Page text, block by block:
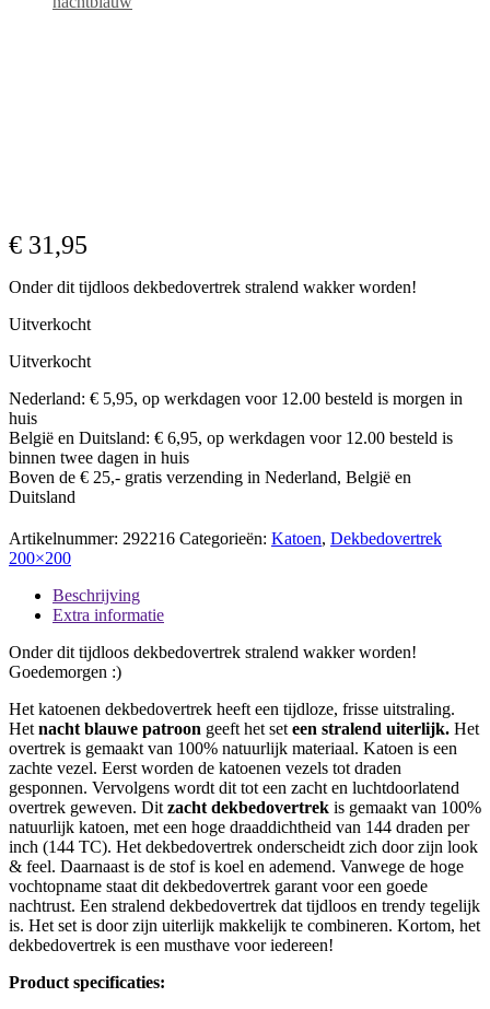
€ 31,95
Onder dit tijdloos dekbedovertrek stralend wakker worden!
Uitverkocht
Uitverkocht
Nederland: € 5,95, op werkdagen voor 12.00 besteld is morgen in
huis
België en Duitsland: € 6,95, op werkdagen voor 12.00 besteld is
binnen twee dagen in huis
Boven de € 25,- gratis verzending in Nederland, België en
Duitsland
Artikelnummer: 292216 Categorieën: Katoen, Dekbedovertrek
200×200
Beschrijving
Extra informatie
Onder dit tijdloos dekbedovertrek stralend wakker worden!
Goedemorgen :)
Het katoenen dekbedovertrek heeft een tijdloze, frisse uitstraling.
Het nacht blauwe patroon geeft het set een stralend uiterlijk. Het
overtrek is gemaakt van 100% natuurlijk materiaal. Katoen is een
zachte vezel. Eerst worden de katoenen vezels tot draden
gesponnen. Vervolgens wordt dit tot een zacht en luchtdoorlatend
overtrek geweven. Dit zacht dekbedovertrek is gemaakt van 100%
natuurlijk katoen, met een hoge draaddichtheid van 144 draden per
inch (144 TC). Het dekbedovertrek onderscheidt zich door zijn look
& feel. Daarnaast is de stof is koel en ademend. Vanwege de hoge
vochtopname staat dit dekbedovertrek garant voor een goede
nachtrust. Een stralend dekbedovertrek dat tijdloos en trendy tegelijk
is. Het set is door zijn uiterlijk makkelijk te combineren. Kortom, het
dekbedovertrek is een musthave voor iedereen!
Product specificaties: